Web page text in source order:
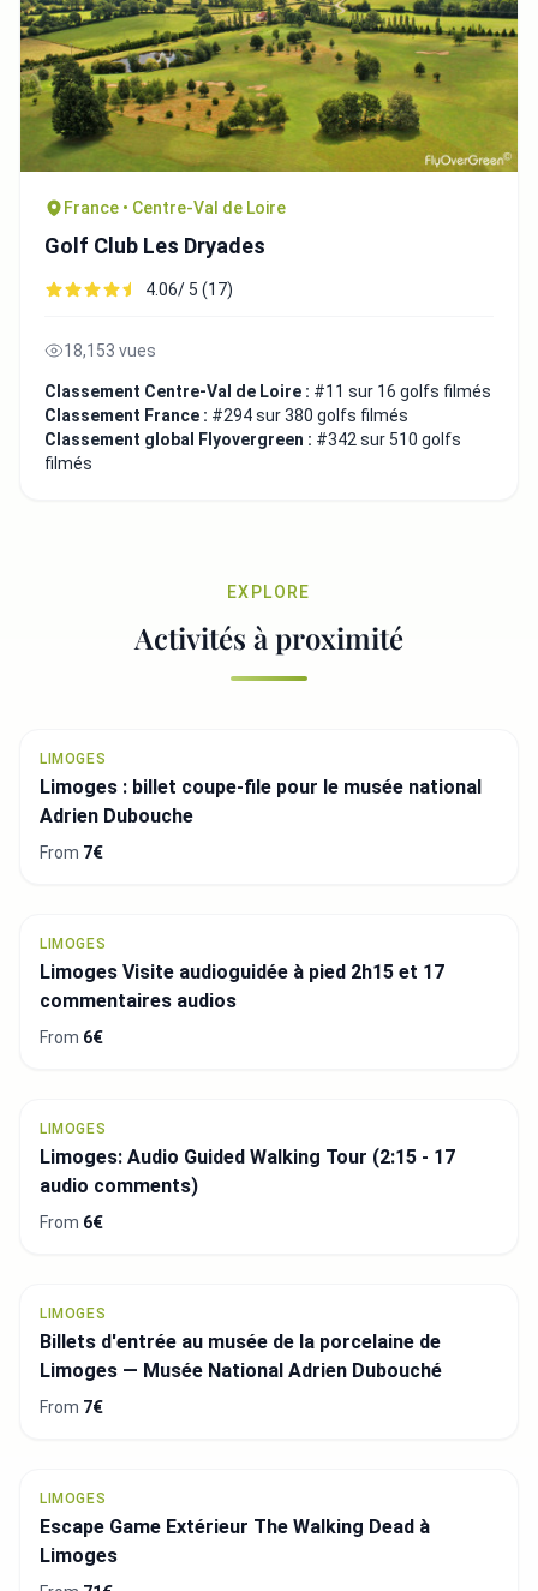
France • Centre-Val de Loire
Golf Club Les Dryades
4.06/ 5 (17)
18,153 vues
Classement Centre-Val de Loire : #11 sur 16 golfs filmés
Classement France : #294 sur 380 golfs filmés
Classement global Flyovergreen : #342 sur 510 golfs
filmés
EXPLORE
Activités à proximité
LIMOGES
Limoges : billet coupe-file pour le musée national
Adrien Dubouche
From 7€
LIMOGES
Limoges Visite audioguidée à pied 2h15 et 17
commentaires audios
From 6€
LIMOGES
Limoges: Audio Guided Walking Tour (2:15 - 17
audio comments)
From 6€
LIMOGES
Billets d'entrée au musée de la porcelaine de
Limoges — Musée National Adrien Dubouché
From 7€
LIMOGES
Escape Game Extérieur The Walking Dead à
Limoges